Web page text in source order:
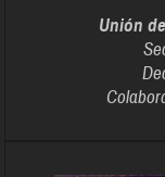
Unión